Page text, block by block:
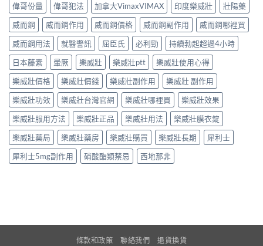
偉哥份量
偉哥犯法 加拿大VimaxVIMAX 印度樂威壯
壯陽藥
威而鋼
威而鋼作用 威而鋼價格 威而鋼副作用
威而鋼哪裡買
威而鋼用法
就醫警訊 屈臣氏 必利勁
持續勃起超過4小時
日本藤素
暈厥 樂威壯 樂威壯ptt
樂威壯使用心得
樂威壯價格
樂威壯價錢 樂威壯副作用
樂威壯 副作用
樂威壯功效
樂威壯台灣官網 樂威壯哪裡買
樂威壯效果
樂威壯服用方法
樂威壯正品 樂威壯用法
樂威壯膜衣錠
樂威壯藥局
樂威壯藥房 樂威壯購買 樂威壯長期
犀利士
犀利士5mg副作用
硝酸酯類禁忌 西地那非
條款和政策 聯絡我們 退貨換貨